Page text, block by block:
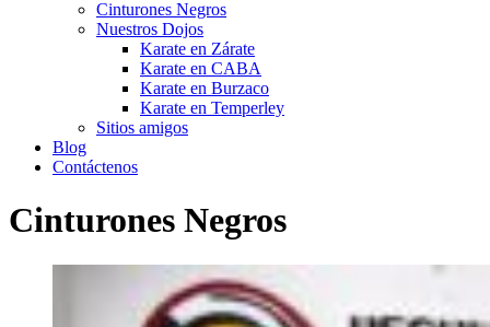
Cinturones Negros
Nuestros Dojos
Karate en Zárate
Karate en CABA
Karate en Burzaco
Karate en Temperley
Sitios amigos
Blog
Contáctenos
Cinturones Negros